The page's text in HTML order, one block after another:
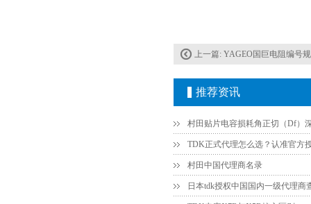
上一篇: YAGEO国巨电阻编号规则-国
推荐资讯
村田中国代理商名录
日本tdk授权中国国内一级代理商